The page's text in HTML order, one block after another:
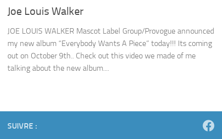
Joe Louis Walker
JOE LOUIS WALKER Mascot Label Group/Provogue announced
my new album “Everybody Wants A Piece” today!!! Its coming
out on October 9th.. Check out this video we made of me
talking about the new album....
SUIVRE :